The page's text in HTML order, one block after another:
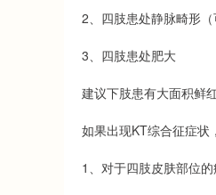
2、四肢患处静脉畸形（
3、四肢患处肥大
建议下肢患有大面积鲜
如果出现KT综合征症状
1、对于四肢皮肤部位